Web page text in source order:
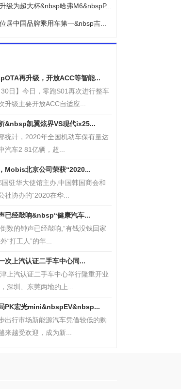
级为超大杯&nbsp哈弗M6&nbspP...
居中国品牌乘用车第一&nbsp吉...
再升级，开放ACC等智能...
30日】今日，零跑S01再次进行整车
升级主要开放ACC自适应...
&nbsp凯翼炫界VS现代ix25...
统计，2020年全国机动车保有量达
汽车2 81亿辆，超...
Mobis北京公司荣获“2020...
驻华大使馆主办,中国韩国商会和
社协办的“2020在华...
已经敲响&nbsp“健康汽车...
数的钟声已经敲响,“有钱没钱回家
“打工人”的年...
次上汽认证二手车中心同...
上汽认证二手车中心举行隆重开业
深圳、东莞两地的上...
PK宏光mini&nbspEV&nbsp...
出行市场新能源汽车凭借较低的购
来越受欢迎，成为新...